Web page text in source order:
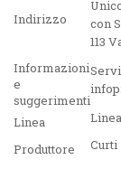
Indirizzo
con
113
Informazioni
e
suggerimenti
Linea
Produttore
Curti